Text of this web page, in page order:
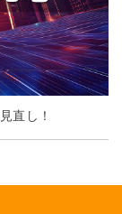
直し！